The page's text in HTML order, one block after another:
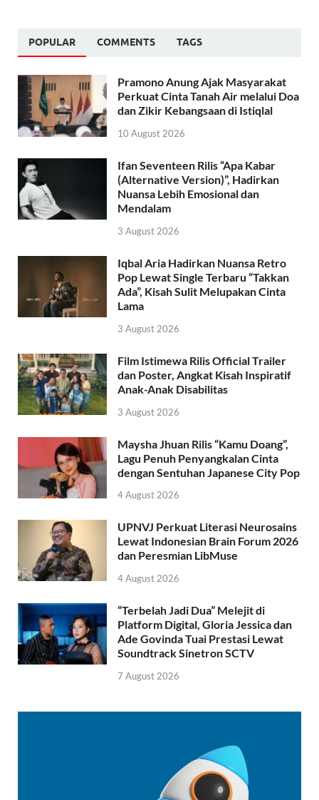
POPULAR COMMENTS TAGS
Pramono Anung Ajak Masyarakat
Perkuat Cinta Tanah Air melalui Doa
dan Zikir Kebangsaan di Istiqlal
10 August 2026
Ifan Seventeen Rilis “Apa Kabar
(Alternative Version)”, Hadirkan
Nuansa Lebih Emosional dan
Mendalam
3 August 2026
Iqbal Aria Hadirkan Nuansa Retro
Pop Lewat Single Terbaru “Takkan
Ada”, Kisah Sulit Melupakan Cinta
Lama
3 August 2026
Film Istimewa Rilis Official Trailer
dan Poster, Angkat Kisah Inspiratif
Anak-Anak Disabilitas
3 August 2026
Maysha Jhuan Rilis “Kamu Doang”,
Lagu Penuh Penyangkalan Cinta
dengan Sentuhan Japanese City Pop
4 August 2026
UPNVJ Perkuat Literasi Neurosains
Lewat Indonesian Brain Forum 2026
dan Peresmian LibMuse
4 August 2026
“Terbelah Jadi Dua” Melejit di
Platform Digital, Gloria Jessica dan
Ade Govinda Tuai Prestasi Lewat
Soundtrack Sinetron SCTV
7 August 2026